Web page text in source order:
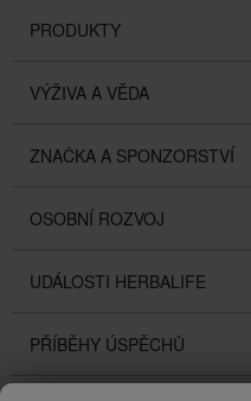
PRODUKTY
VÝŽIVA A VĚDA
ZNAČKA A SPONZORSTVÍ
OSOBNÍ ROZVOJ
UDÁLOSTI HERBALIFE
PŘÍBĚHY ÚSPĚCHŮ